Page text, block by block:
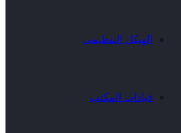
الهيكل التنظيمى
قيادات المكتب